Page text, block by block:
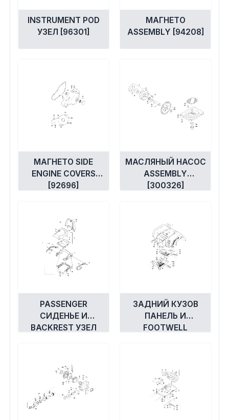
INSTRUMENT POD
УЗЕЛ [96301]
МАГНЕТО
ASSEMBLY [94208]
МАГНЕТО SIDE
ENGINE COVERS
[92696]
МАСЛЯНЫЙ НАСОС
ASSEMBLY
[300326]
PASSENGER
СИДЕНЬЕ И
BACKREST УЗЕЛ
ЗАДНИЙ КУЗОВ
ПАНЕЛЬ И
FOOTWELL